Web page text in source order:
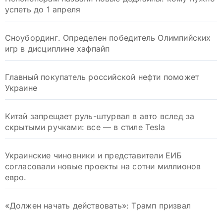
успеть до 1 апреля
Сноубординг. Определен победитель Олимпийских
игр в дисциплине хафпайп
Главный покупатель российской нефти поможет
Украине
Китай запрещает руль-штурвал в авто вслед за
скрытыми ручками: все — в стиле Tesla
Украинские чиновники и представители ЕИБ
согласовали новые проекты на сотни миллионов
евро.
«Должен начать действовать»: Трамп призвал